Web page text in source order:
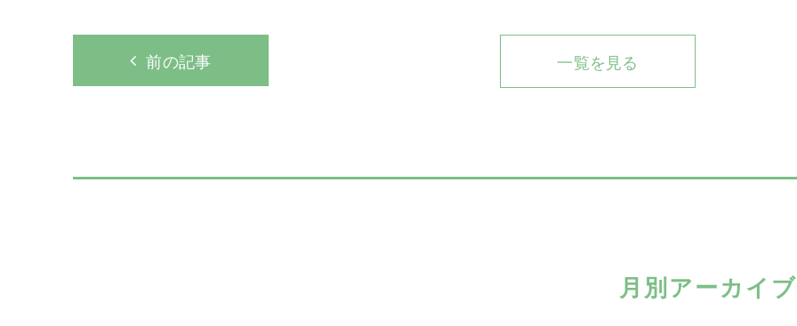
前の記事 一覧を見る
月別アーカイブ